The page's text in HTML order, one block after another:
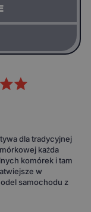
dla tradycyjnej
każda
komórek i tam
w
samochodu z